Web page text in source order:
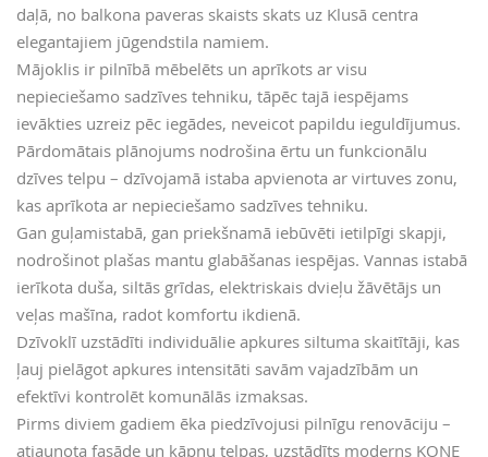
daļā, no balkona paveras skaists skats uz Klusā centra
elegantajiem jūgendstila namiem.
Mājoklis ir pilnībā mēbelēts un aprīkots ar visu
nepieciešamo sadzīves tehniku, tāpēc tajā iespējams
ievākties uzreiz pēc iegādes, neveicot papildu ieguldījumus.
Pārdomātais plānojums nodrošina ērtu un funkcionālu
dzīves telpu – dzīvojamā istaba apvienota ar virtuves zonu,
kas aprīkota ar nepieciešamo sadzīves tehniku.
Gan guļamistabā, gan priekšnamā iebūvēti ietilpīgi skapji,
nodrošinot plašas mantu glabāšanas iespējas. Vannas istabā
ierīkota duša, siltās grīdas, elektriskais dvieļu žāvētājs un
veļas mašīna, radot komfortu ikdienā.
Dzīvoklī uzstādīti individuālie apkures siltuma skaitītāji, kas
ļauj pielāgot apkures intensitāti savām vajadzībām un
efektīvi kontrolēt komunālās izmaksas.
Pirms diviem gadiem ēka piedzīvojusi pilnīgu renovāciju –
atjaunota fasāde un kāpņu telpas, uzstādīts moderns KONE